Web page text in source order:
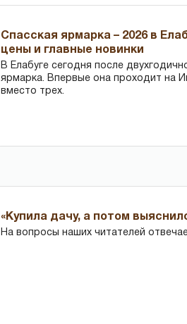
Спасская ярмарка – 2026 в
цены и главные новинки
В Елабуге сегодня после
ярмарка. Впервые она проходит на
вместо трех.
«Купила дачу, а потом
На вопросы наших читателей